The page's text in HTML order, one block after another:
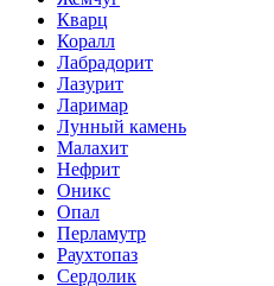
Кварц
Коралл
Лабрадорит
Лазурит
Ларимар
Лунный камень
Малахит
Нефрит
Оникс
Опал
Перламутр
Раухтопаз
Сердолик